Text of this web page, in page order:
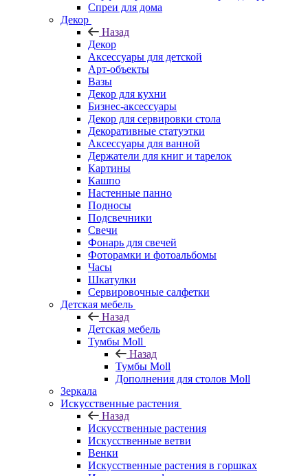
Спреи для дома
Декор
Назад
Декор
Аксессуары для детской
Арт-объекты
Вазы
Декор для кухни
Бизнес-аксессуары
Декор для сервировки стола
Декоративные статуэтки
Аксессуары для ванной
Держатели для книг и тарелок
Картины
Кашпо
Настенные панно
Подносы
Подсвечники
Свечи
Фонарь для свечей
Фоторамки и фотоальбомы
Часы
Шкатулки
Сервировочные салфетки
Детская мебель
Назад
Детская мебель
Тумбы Moll
Назад
Тумбы Moll
Дополнения для столов Moll
Зеркала
Искусственные растения
Назад
Искусственные растения
Искусственные ветви
Венки
Искусственные растения в горшках